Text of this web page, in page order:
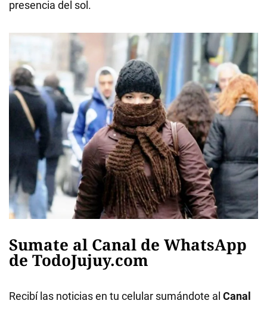
presencia del sol.
Sumate al Canal de WhatsApp
de TodoJujuy.com
Recibí las noticias en tu celular sumándote al Canal